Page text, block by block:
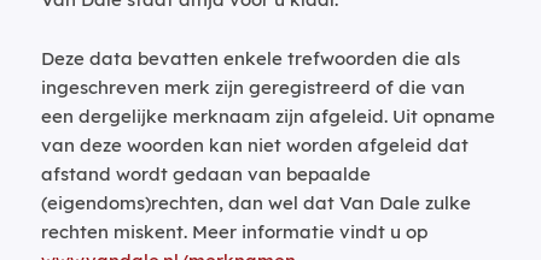
Deze data bevatten enkele trefwoorden die als
ingeschreven merk zijn geregistreerd of die van
een dergelijke merknaam zijn afgeleid. Uit opname
van deze woorden kan niet worden afgeleid dat
afstand wordt gedaan van bepaalde
(eigendoms)rechten, dan wel dat Van Dale zulke
rechten miskent. Meer informatie vindt u op